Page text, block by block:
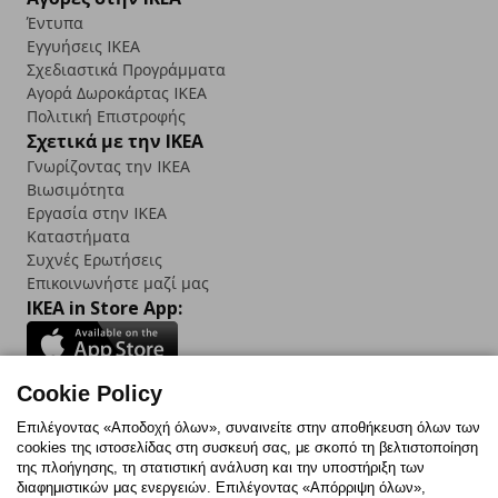
Έντυπα
Εγγυήσεις IKEA
Σχεδιαστικά Προγράμματα
Αγορά Δωρoκάρτας IKEA
Πολιτική Επιστροφής
Σχετικά με την IKEA
Γνωρίζοντας την IKEA
Βιωσιμότητα
Εργασία στην IKEA
Καταστήματα
Συχνές Ερωτήσεις
Επικοινωνήστε μαζί μας
IKEA in Store App:
Follow us:
FacebookInstagram
TikTokYoutubePinterestTwitter
Cookie Policy
Επιλέγοντας «Αποδοχή όλων», συναινείτε στην αποθήκευση όλων των
cookies της ιστοσελίδας στη συσκευή σας, με σκοπό τη βελτιστοποίηση
της πλοήγησης, τη στατιστική ανάλυση και την υποστήριξη των
διαφημιστικών μας ενεργειών. Επιλέγοντας «Απόρριψη όλων»,